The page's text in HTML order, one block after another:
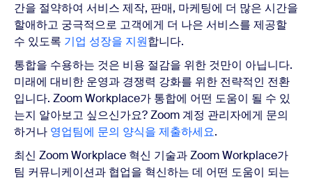
간을 절약하여 서비스 제작, 판매, 마케팅에 더 많은 시간을
할애하고 궁극적으로 고객에게 더 나은 서비스를 제공할
수 있도록 기업 성장을 지원합니다.
통합을 수용하는 것은 비용 절감을 위한 것만이 아닙니다.
미래에 대비한 운영과 경쟁력 강화를 위한 전략적인 전환
입니다. Zoom Workplace가 통합에 어떤 도움이 될 수 있
는지 알아보고 싶으신가요? Zoom 계정 관리자에게 문의
하거나 영업팀에 문의 양식을 제출하세요.
최신 Zoom Workplace 혁신 기술과 Zoom Workplace가
팀 커뮤니케이션과 협업을 혁신하는 데 어떤 도움이 되는